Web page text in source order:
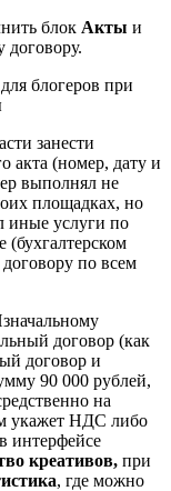
блок Акты и
договору.
занести
акта (номер, дату и
выполнял не
площадках, но
иные услуги по
(бухгалтерском
по всем
договор (как
договор и
90 000 рублей,
на
укажет НДС либо
интерфейсе
креативов, при
, где можно